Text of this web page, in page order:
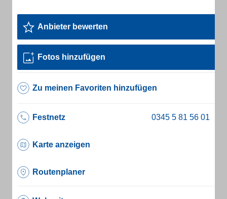
Anbieter bewerten
Fotos hinzufügen
Zu meinen Favoriten hinzufügen
Festnetz
Karte anzeigen
Routenplaner